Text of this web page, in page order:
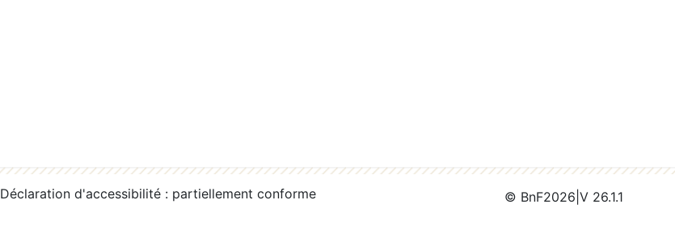
Déclaration d'accessibilité : partiellement conforme © BnF2026 V 26.1.1